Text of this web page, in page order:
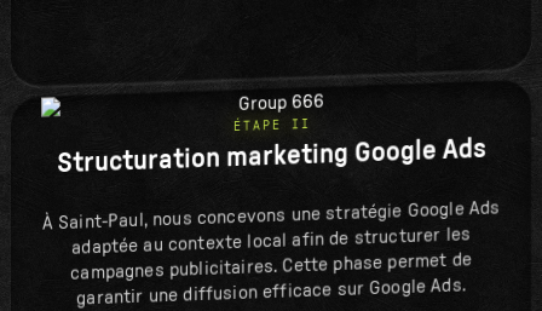
ÉTAPE II
Structuration marketing Google Ads
À Saint-Paul, nous concevons une stratégie Google Ads
adaptée au contexte local afin de structurer les
campagnes publicitaires. Cette phase permet de
garantir une diffusion efficace sur Google Ads.